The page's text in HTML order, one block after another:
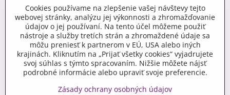
Gravírovanie
Materiály na stiahnutie
Videonávody
Blog
Kreatívna poradňa
Cookies používame na zlepšenie vašej návštevy tejto
webovej stránky, analýzu jej výkonnosti a zhromažďovanie
údajov o jej používaní. Na tento účel môžeme použiť
nástroje a služby tretích strán a zhromaždené údaje sa
môžu preniesť k partnerom v EÚ, USA alebo iných
krajinách. Kliknutím na „Prijať všetky cookies“ vyjadrujete
svoj súhlas s týmto spracovaním. Nižšie môžete nájsť
podrobné informácie alebo upraviť svoje preferencie.
Zásady ochrany osobných údajov